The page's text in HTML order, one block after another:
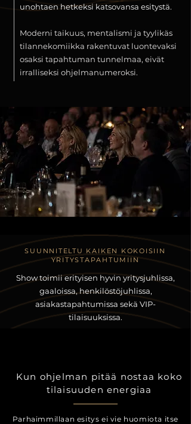
unohtaen hetkeksi katsovansa esitystä.
Moderni taikuus, mentalismi ja tyylikäs
tilannekomiikka rakentuvat luontevaksi
osaksi tapahtuman tunnelmaa, eivät
irralliseksi ohjelmanumeroksi.
SUUNNITELTU KAIKEN KOKOISIIN
YRITYSTAPAHTUMIIN
Show toimii erityisen hyvin yritysjuhlissa,
gaaloissa, henkilöstöjuhlissa,
asiakastapahtumissa sekä VIP-
tilaisuuksissa.
Kun ohjelman pitää nostaa koko
tilaisuuden energiaa
Parhaimmillaan esitys ei vie huomiota itse